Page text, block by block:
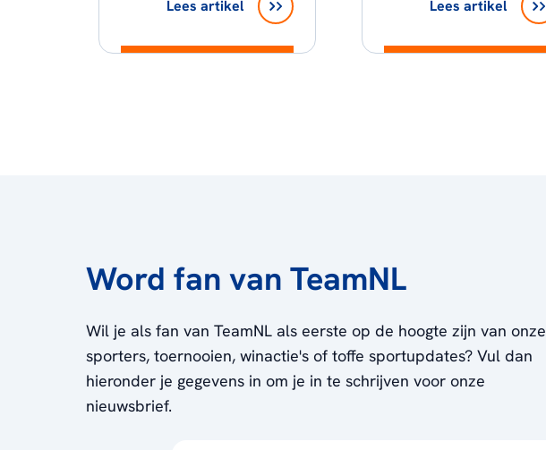
Lees artikel Lees artikel
Word fan van TeamNL
Wil je als fan van TeamNL als eerste op de hoogte zijn van onze
sporters, toernooien, winactie's of toffe sportupdates? Vul dan
hieronder je gegevens in om je in te schrijven voor onze
nieuwsbrief.